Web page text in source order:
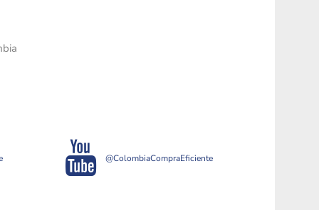
@ColombiaCompraEficiente